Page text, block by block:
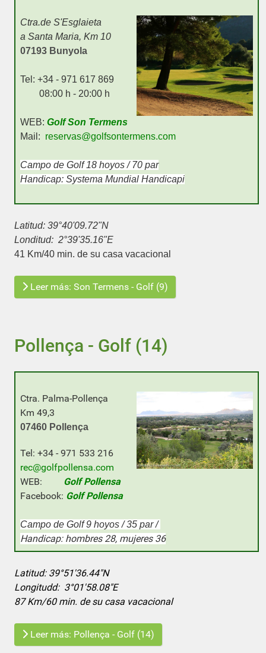
Ctra.de S'Esglaieta
a Santa Maria, Km 10
07193 Bunyola
Tel: +34 - 971 617 869
08:00 h - 20:00 h
WEB: Golf Son Termens
Mail: reservas@golfsontermens.com
Campo de Golf 18 hoyos / 70 par
Handicap: Systema Mundial Handicapi
Latitud: 39°40'09.72"N
Londitud: 2°39'35.16"E
41 Km/40 min. de su casa vacacional
Leer más: Son Termens - Golf (9)
Pollença - Golf (14)
Ctra. Palma-Pollença
Km 49,3
07460 Pollença
Tel: +34 - 971 533 216
rec@golfpollensa.com
WEB:
Golf Pollensa
Facebook: Golf Pollensa
Campo de Golf 9 hoyos / 35 par /
Handicap: hombres 28, mujeres 36
Latitud: 39°51'36.44"N
Longitudd: 3°01'58.08"E
87 Km/60 min. de su casa vacacional
Leer más: Pollença - Golf (14)